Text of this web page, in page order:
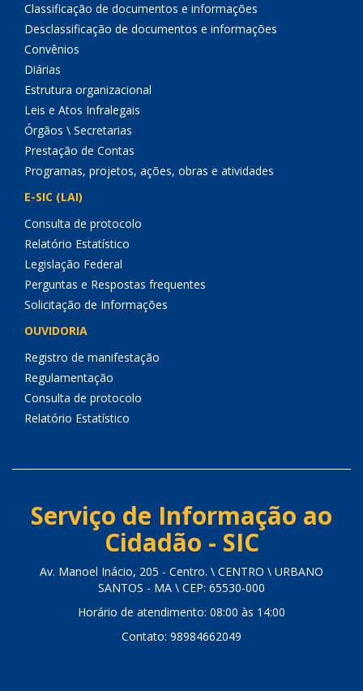
Classificação de documentos e informações
Desclassificação de documentos e informações
Convênios
Diárias
Estrutura organizacional
Leis e Atos Infralegais
Órgãos \ Secretarias
Prestação de Contas
Programas, projetos, ações, obras e atividades
E-SIC (LAI)
Consulta de protocolo
Relatório Estatístico
Legislação Federal
Perguntas e Respostas frequentes
Solicitação de Informações
OUVIDORIA
Registro de manifestação
Regulamentação
Consulta de protocolo
Relatório Estatístico
Serviço de Informação ao
Cidadão - SIC
Av. Manoel Inácio, 205 - Centro. \ CENTRO \ URBANO
SANTOS - MA \ CEP: 65530-000
Horário de atendimento: 08:00 às 14:00
Contato: 98984662049